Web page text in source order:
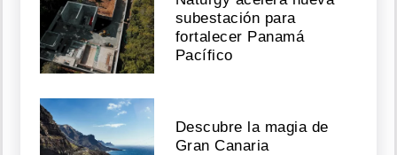
subestación para
fortalecer Panamá
Pacífico
Descubre la magia de
Gran Canaria